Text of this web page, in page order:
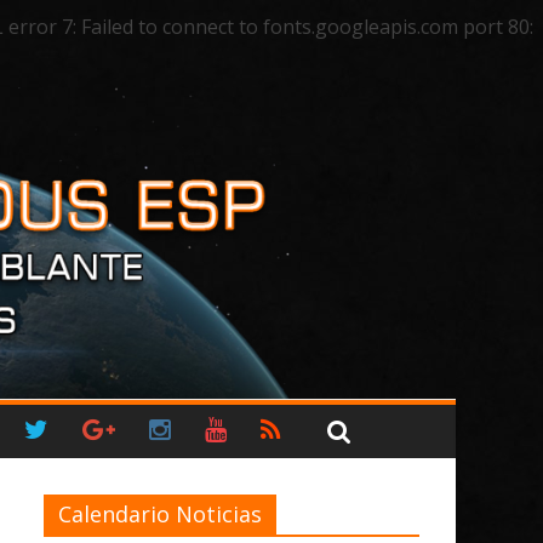
7: Failed to connect to fonts.googleapis.com port 80:
Calendario Noticias